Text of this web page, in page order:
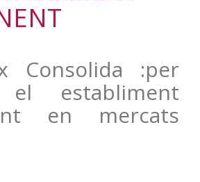
Consolida :per
el establiment
en mercats